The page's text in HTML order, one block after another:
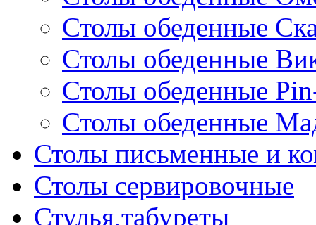
Столы обеденные
Столы обеденные
Столы обеденные
Столы обеденные
Столы письменные и
Столы сервировочные
Стулья,табуреты